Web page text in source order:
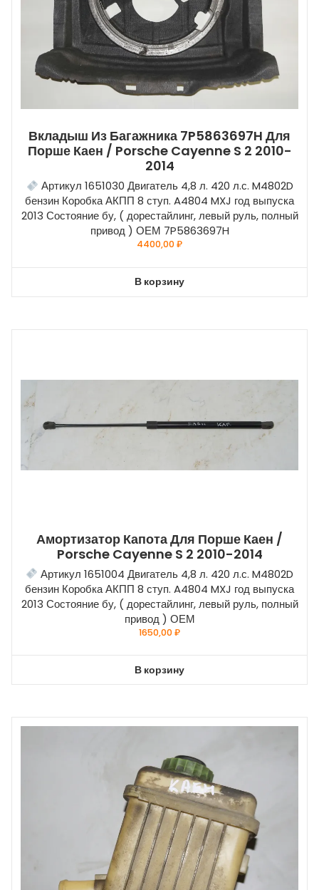
Вкладыш Из Багажника 7P5863697H Для
Порше Каен / Porsche Cayenne S 2 2010-
2014
Артикул 1651030 Двигатель 4,8 л. 420 л.с. M4802D
бензин Коробка АКПП 8 ступ. A4804 MXJ год выпуска
2013 Состояние бу, ( дорестайлинг, левый руль, полный
привод ) ОЕМ 7P5863697H
4400,00₽
В корзину
Амортизатор Капота Для Порше Каен /
Porsche Cayenne S 2 2010-2014
Артикул 1651004 Двигатель 4,8 л. 420 л.с. M4802D
бензин Коробка АКПП 8 ступ. A4804 MXJ год выпуска
2013 Состояние бу, ( дорестайлинг, левый руль, полный
привод ) ОЕМ
1650,00₽
В корзину